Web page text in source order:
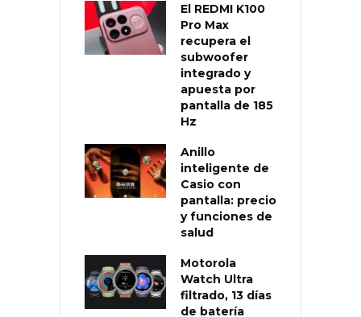
El REDMI K100
Pro Max
recupera el
subwoofer
integrado y
apuesta por
pantalla de 185
Hz
Anillo
inteligente de
Casio con
pantalla: precio
y funciones de
salud
Motorola
Watch Ultra
filtrado, 13 días
de batería